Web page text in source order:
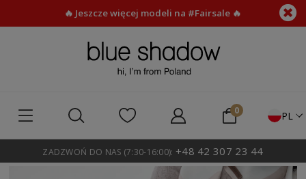
🔥 Jeszcze więcej modeli na #Fairsale 🔥
PL
ZADZWOŃ DO NAS (7:30-16:00): +48 42 307 23 44